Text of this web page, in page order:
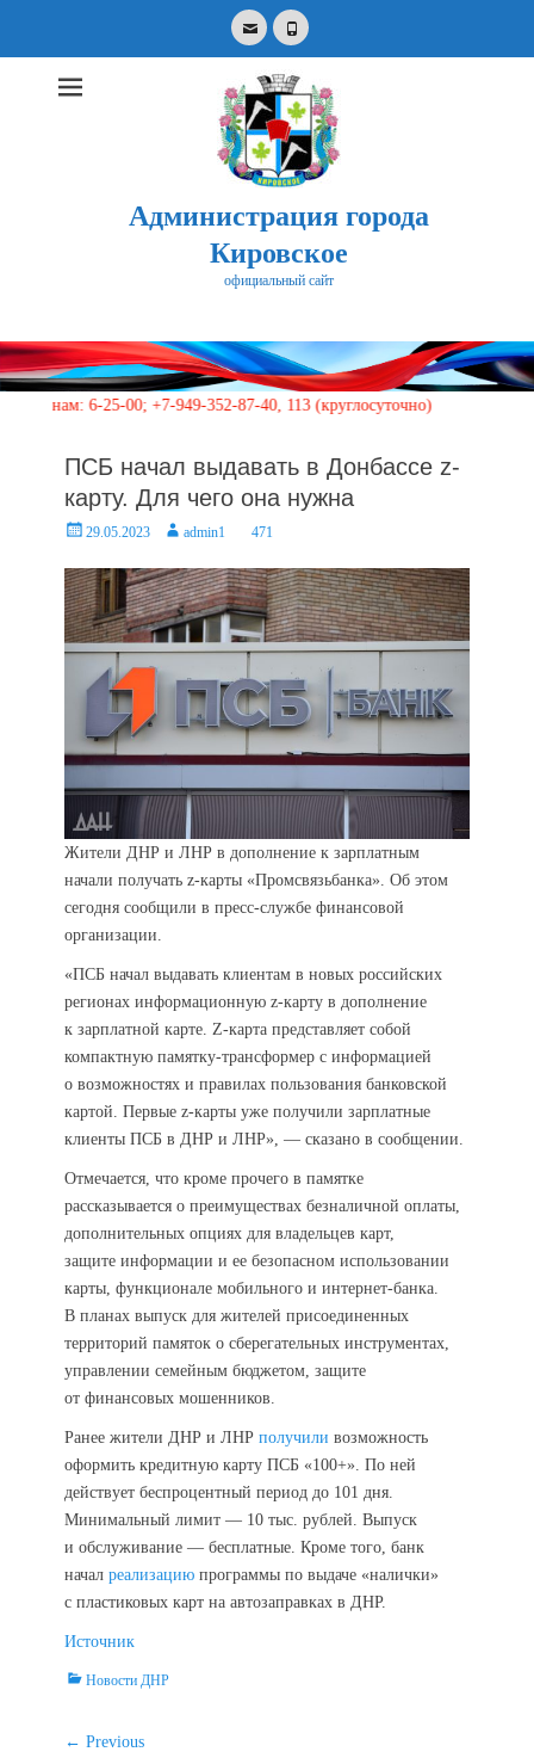
EmailPhone
Администрация города
Кировское
официальный сайт
for:
6-25-00; +7-949-352-87-40, 113 (круглосуточно)
ПСБ начал выдавать в Донбассе z-
карту. Для чего она нужна
Posted29.05.2023 Authoradmin1 471
Жители ДНР и ЛНР в дополнение к зарплатным
начали получать z-карты «Промсвязьбанка». Об этом
сегодня сообщили в пресс-службе финансовой
организации.
«ПСБ начал выдавать клиентам в новых российских
регионах информационную z-карту в дополнение
к зарплатной карте. Z-карта представляет собой
компактную памятку-трансформер с информацией
о возможностях и правилах пользования банковской
картой. Первые z-карты уже получили зарплатные
клиенты ПСБ в ДНР и ЛНР», — сказано в сообщении.
Отмечается, что кроме прочего в памятке
рассказывается о преимуществах безналичной оплаты,
дополнительных опциях для владельцев карт,
защите информации и ее безопасном использовании
карты, функционале мобильного и интернет-банка.
В планах выпуск для жителей присоединенных
территорий памяток о сберегательных инструментах,
управлении семейным бюджетом, защите
от финансовых мошенников.
Ранее жители ДНР и ЛНР получили возможность
оформить кредитную карту ПСБ «100+». По ней
действует беспроцентный период до 101 дня.
Минимальный лимит — 10 тыс. рублей. Выпуск
и обслуживание — бесплатные. Кроме того, банк
начал реализацию программы по выдаче «налички»
с пластиковых карт на автозаправках в ДНР.
Источник
Categories
Новости ДНР
Навигация
← Previous